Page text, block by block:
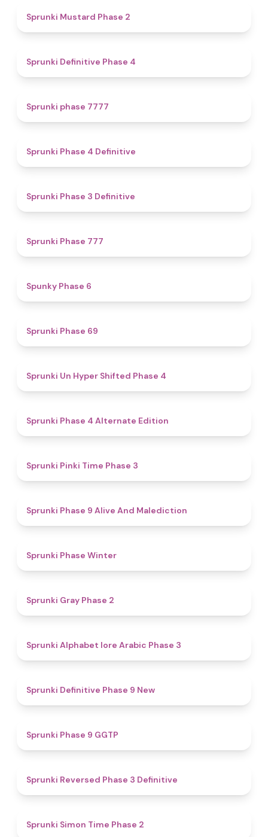
Sprunki Mustard Phase 2
Sprunki Definitive Phase 4
Sprunki phase 7777
Sprunki Phase 4 Definitive
Sprunki Phase 3 Definitive
Sprunki Phase 777
Spunky Phase 6
Sprunki Phase 69
Sprunki Un Hyper Shifted Phase 4
Sprunki Phase 4 Alternate Edition
Sprunki Pinki Time Phase 3
Sprunki Phase 9 Alive And Malediction
Sprunki Phase Winter
Sprunki Gray Phase 2
Sprunki Alphabet lore Arabic Phase 3
Sprunki Definitive Phase 9 New
Sprunki Phase 9 GGTP
Sprunki Reversed Phase 3 Definitive
Sprunki Simon Time Phase 2